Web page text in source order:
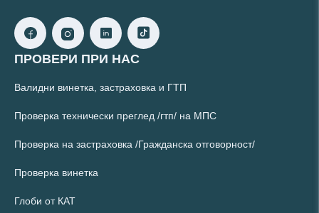
ПРОВЕРИ ПРИ НАС
Валидни винетка, застраховка и ГТП
Проверка технически преглед /гтп/ на МПС
Проверка на застраховка /Гражданска отговорност/
Проверка винетка
Глоби от КАТ